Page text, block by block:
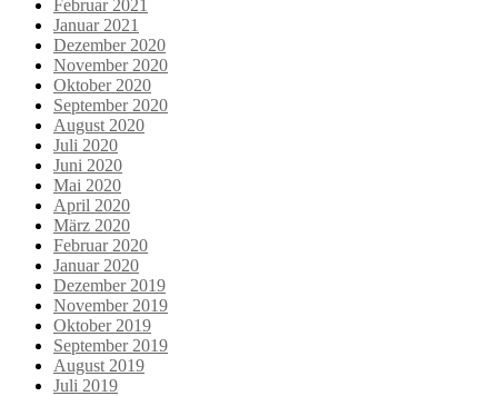
Februar 2021
Januar 2021
Dezember 2020
November 2020
Oktober 2020
September 2020
August 2020
Juli 2020
Juni 2020
Mai 2020
April 2020
März 2020
Februar 2020
Januar 2020
Dezember 2019
November 2019
Oktober 2019
September 2019
August 2019
Juli 2019